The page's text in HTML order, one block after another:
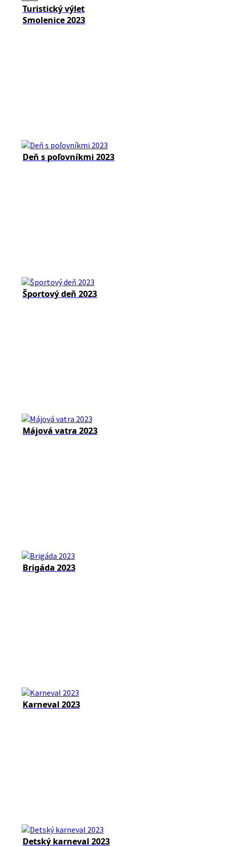
Turistický výlet
Smolenice 2023
Deň s poľovníkmi 2023
Športový deň 2023
Májová vatra 2023
Brigáda 2023
Karneval 2023
Detský karneval 2023